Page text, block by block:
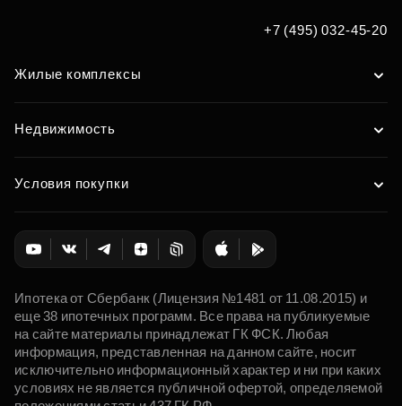
+7 (495) 032-45-20
Жилые комплексы
Недвижимость
Условия покупки
Ипотека от Сбербанк (Лицензия №1481 от 11.08.2015) и
еще 38 ипотечных программ. Все права на публикуемые
на сайте материалы принадлежат ГК ФСК. Любая
информация, представленная на данном сайте, носит
исключительно информационный характер и ни при каких
условиях не является публичной офертой, определяемой